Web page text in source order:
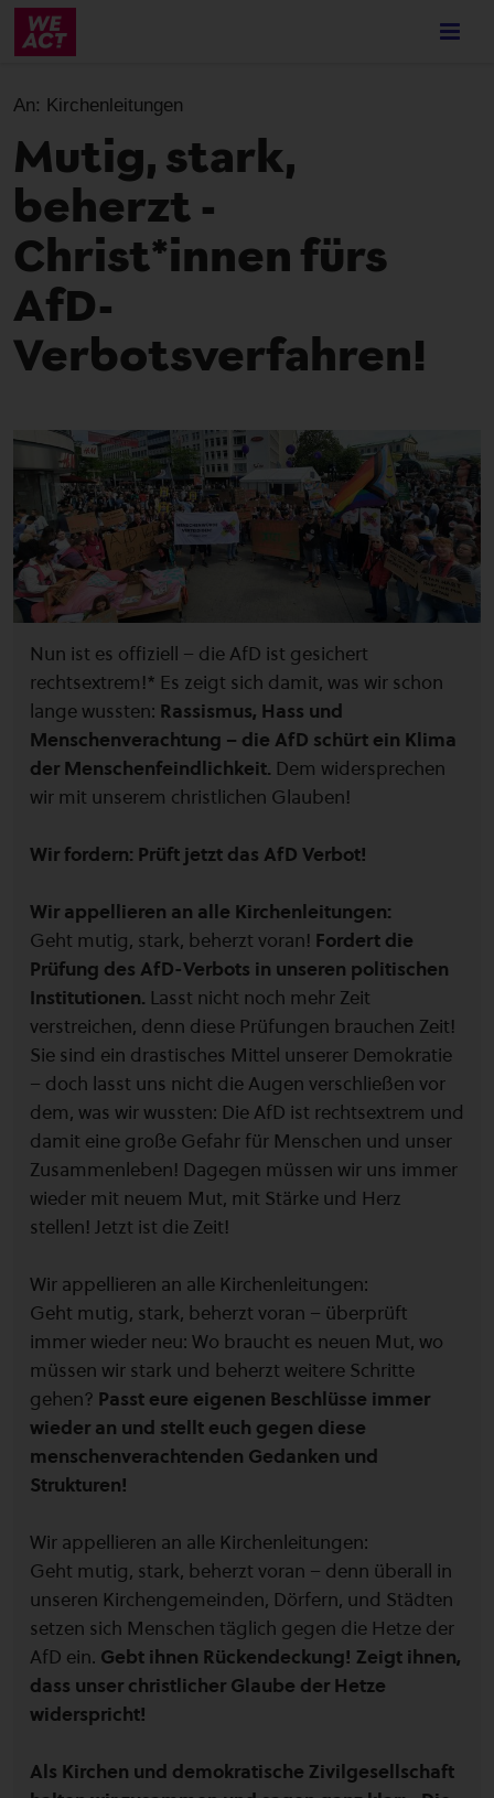
Skip
content
An: Kirchenleitungen
Mutig, stark,
beherzt -
Christ*innen fürs
AfD-
Verbotsverfahren!
Nun ist es offiziell – die AfD ist gesichert
rechtsextrem!* Es zeigt sich damit, was wir schon
lange wussten: Rassismus, Hass und
Menschenverachtung – die AfD schürt ein Klima
der Menschenfeindlichkeit. Dem widersprechen
wir mit unserem christlichen Glauben!
Wir fordern: Prüft jetzt das AfD Verbot!
Wir appellieren an alle Kirchenleitungen:
Geht mutig, stark, beherzt voran! Fordert die
Prüfung des AfD-Verbots in unseren politischen
Institutionen. Lasst nicht noch mehr Zeit
verstreichen, denn diese Prüfungen brauchen Zeit!
Sie sind ein drastisches Mittel unserer Demokratie
– doch lasst uns nicht die Augen verschließen vor
dem, was wir wussten: Die AfD ist rechtsextrem und
damit eine große Gefahr für Menschen und unser
Zusammenleben! Dagegen müssen wir uns immer
wieder mit neuem Mut, mit Stärke und Herz
stellen! Jetzt ist die Zeit!
Wir appellieren an alle Kirchenleitungen:
Geht mutig, stark, beherzt voran – überprüft
immer wieder neu: Wo braucht es neuen Mut, wo
müssen wir stark und beherzt weitere Schritte
gehen? Passt eure eigenen Beschlüsse immer
wieder an und stellt euch gegen diese
menschenverachtenden Gedanken und
Strukturen!
Wir appellieren an alle Kirchenleitungen:
Geht mutig, stark, beherzt voran – denn überall in
unseren Kirchengemeinden, Dörfern, und Städten
setzen sich Menschen täglich gegen die Hetze der
AfD ein. Gebt ihnen Rückendeckung! Zeigt ihnen,
dass unser christlicher Glaube der Hetze
widerspricht!
Als Kirchen und demokratische Zivilgesellschaft